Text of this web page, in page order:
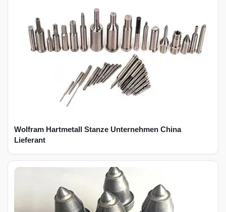
Wolfram Hartmetall Stanze Unternehmen China
Lieferant